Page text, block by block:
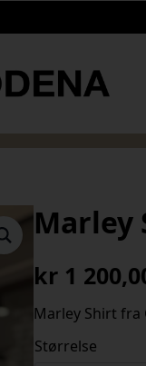
Marley
pris
var:
kr 1
pris
er:
Marley Shirt fra
Størrelse